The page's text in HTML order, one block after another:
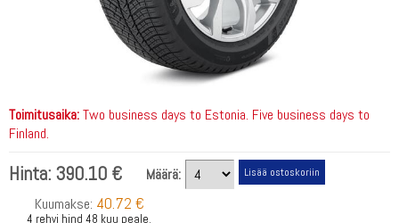
Toimitusaika:Two business days to Estonia. Five business days to
Finland.
Hinta: 390.10 €
Määrä:
Kuumakse: 40.72 €
4 rehvi hind 48 kuu peale.